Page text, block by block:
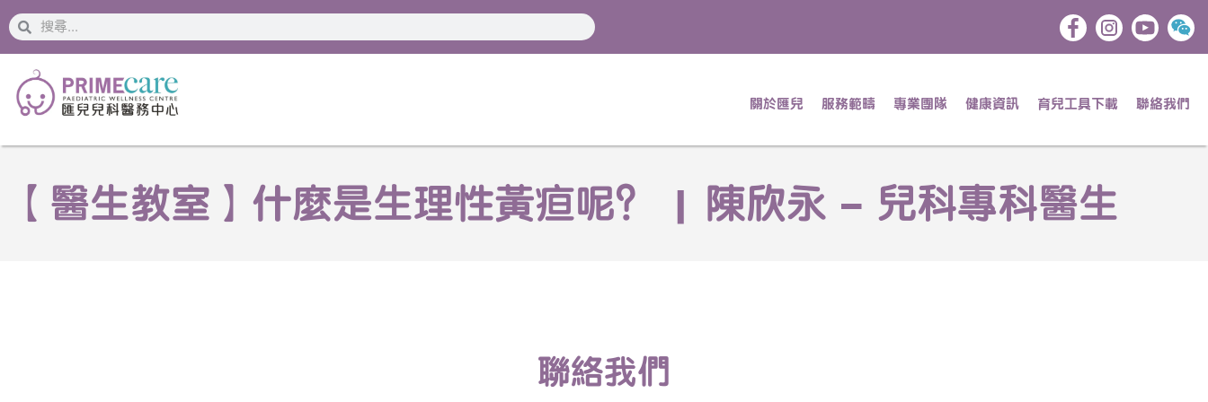
搜
索
搜
索
關於匯兒 服務範疇 專業團隊 健康資訊 育兒工具下載 聯絡我們
【醫生教室】什麼是生理性黃疸呢？ | 陳欣永 – 兒科專科醫生
聯絡我們